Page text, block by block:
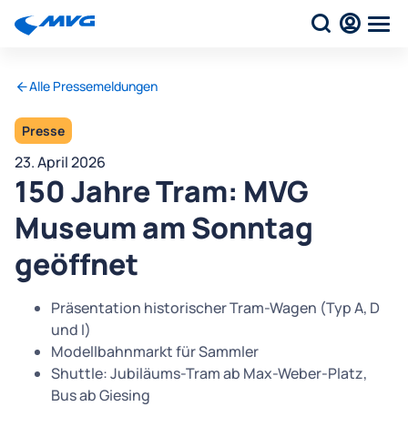
Alle Pressemeldungen
Presse
23. April 2026
150 Jahre Tram: MVG
Museum am Sonntag
geöffnet
Präsentation historischer Tram-Wagen (Typ A, D
und I)
Modellbahnmarkt für Sammler
Shuttle: Jubiläums-Tram ab Max-Weber-Platz,
Bus ab Giesing